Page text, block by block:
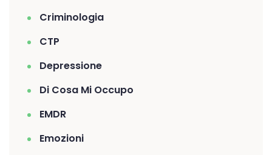
Criminologia
CTP
Depressione
Di Cosa Mi Occupo
EMDR
Emozioni